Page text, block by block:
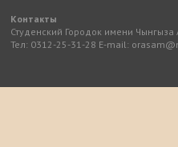
Контакты
Студенский Городок имени
Тел: 0312-25-31-28 E-mail: